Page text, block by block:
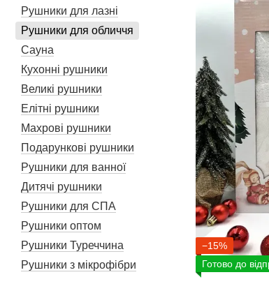
−15%
Готово до
Рушники для лазні
Рушники для обличчя
Сауна
Кухонні рушники
Великі рушники
Елітні рушники
Махрові рушники
Подарункові рушники
Рушники для ванної
Дитячі рушники
Рушники для СПА
Рушники оптом
Рушники Туреччина
Рушники з мікрофібри